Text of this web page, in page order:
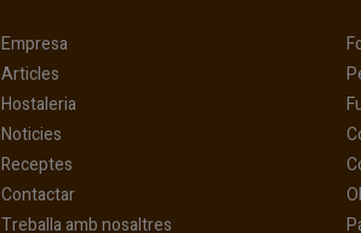
Empresa(current)
Articles
Hostaleria(current)
Noticies
Receptes
Contactar(current)
Treballa amb nosaltres